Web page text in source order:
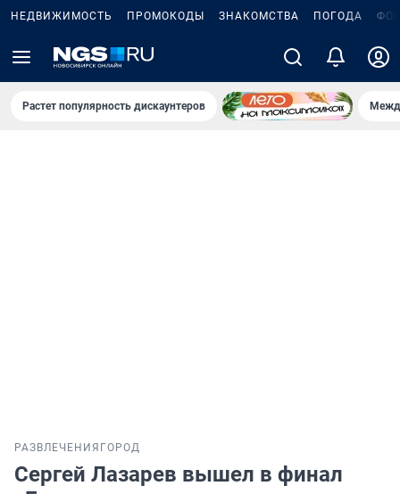
НЕДВИЖИМОСТЬ ПРОМОКОДЫ ЗНАКОМСТВА ПОГОДА
Растет популярность дискаунтеров
РАЗВЛЕЧЕНИЯ ГОРОД
Сергей Лазарев вышел в финал